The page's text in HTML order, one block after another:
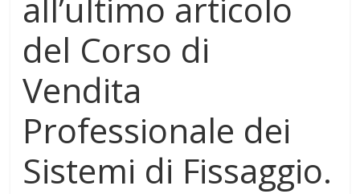
del Corso di
Vendita
Professionale dei
Sistemi di Fissaggio.